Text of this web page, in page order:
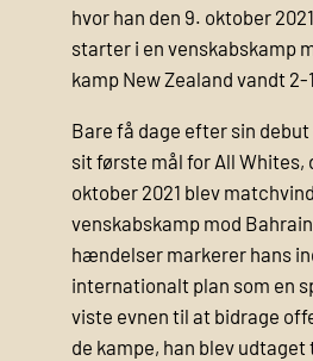
hvor han den 9. oktober
starter i en venskabskamp
kamp New Zealand vandt 2-
Bare få dage efter sin
sit første mål for All Whites,
oktober 2021 blev
venskabskamp mod
hændelser markerer hans
internationalt plan som en
viste evnen til at bidrage
de kampe, han blev udtaget